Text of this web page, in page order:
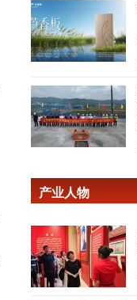
产业人物